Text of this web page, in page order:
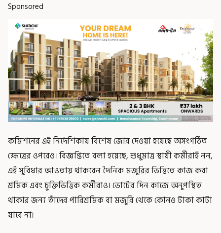
Sponsored
কমিশনের এই নির্দেশিকায় বিশেষ জোর দেওয়া হয়েছে অসংগঠিত
ক্ষেত্রের ওপরেও। বিজ্ঞপ্তিতে বলা হয়েছে, শুধুমাত্র স্থায়ী কর্মীরাই নন,
এই সুবিধার আওতায় থাকবেন দৈনিক মজুরির ভিত্তিতে কাজ করা
শ্রমিক এবং চুক্তিভিত্তিক কর্মীরাও। ভোটের দিন কাজে অনুপস্থিত
থাকার জন্য তাঁদের পারিশ্রমিক বা মজুরি থেকে কোনও টাকা কাটা
যাবে না।